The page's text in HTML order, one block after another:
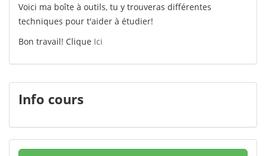
Voici ma boîte à outils, tu y trouveras différentes
techniques pour t'aider à étudier!
Bon travail! Clique Ici
Info cours